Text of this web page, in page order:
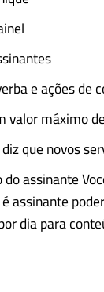
e ações de
valor máximo
que novos
assinante
assinante
dia para